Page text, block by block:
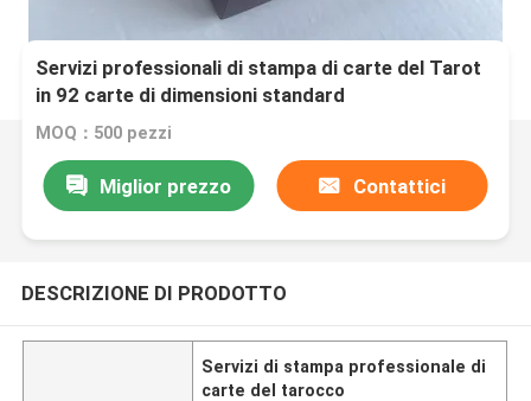
Servizi professionali di stampa di carte del Tarot
in 92 carte di dimensioni standard
MOQ：500 pezzi
Miglior prezzo Contattici
DESCRIZIONE DI PRODOTTO
Servizi di stampa professionale di
carte del tarocco